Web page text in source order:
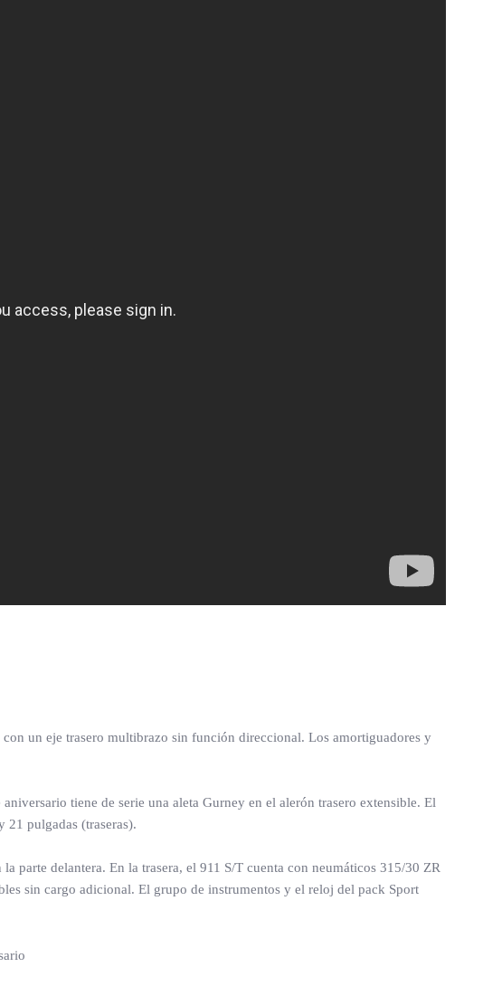
un eje trasero multibrazo sin función direccional. Los amortiguadores y
tiene de serie una aleta Gurney en el alerón trasero extensible. El
21 pulgadas (traseras).
parte delantera. En la trasera, el 911 S/T cuenta con neumáticos 315/30 ZR
sin cargo adicional. El grupo de instrumentos y el reloj del pack Sport